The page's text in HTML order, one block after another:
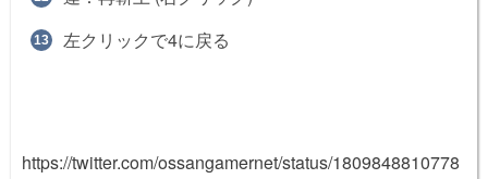
左クリックで4に戻る
https://twitter.com/ossangamernet/status/1809848810778